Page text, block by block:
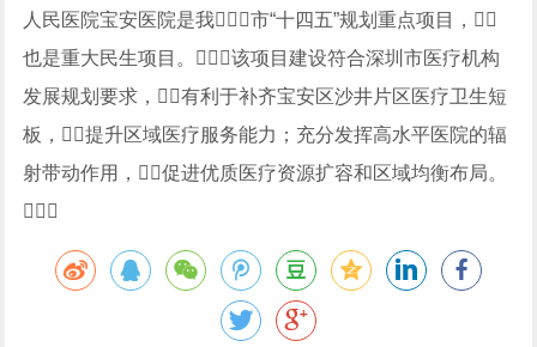
人民医院宝安医院是我市“十四五”规划重点项目，
也是重大民生项目。该项目建设符合深圳市医疗机构
发展规划要求，有利于补齐宝安区沙井片区医疗卫生短
板，提升区域医疗服务能力；充分发挥高水平医院的辐
射带动作用，促进优质医疗资源扩容和区域均衡布局。
